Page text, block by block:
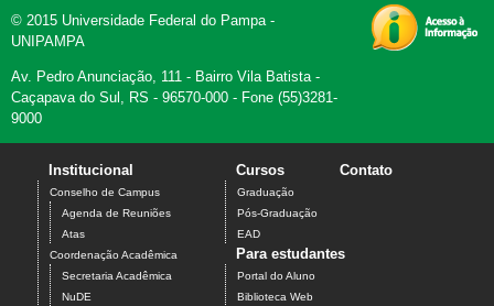
© 2015 Universidade Federal do Pampa -
UNIPAMPA
Av. Pedro Anunciação, 111 - Bairro Vila Batista -
Caçapava do Sul, RS - 96570-000 - Fone (55)3281-
9000
Institucional
Conselho de Campus
Agenda de Reuniões
Atas
Coordenação Acadêmica
Secretaria Acadêmica
NuDE
Cursos
Graduação
Pós-Graduação
EAD
Contato
Para estudantes
Portal do Aluno
Biblioteca Web